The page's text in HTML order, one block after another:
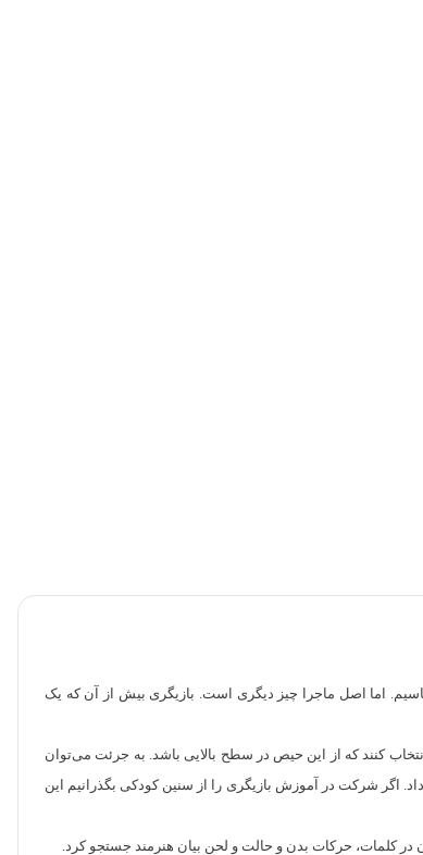
اما اصل ماجرا چیز دیگری است. بازیگری بیش از آن که یک
کنند که از این حیص در سطح بالایی باشد. به جرئت می‌توان
اگر شرکت در آموزش بازیگری را از سنین کودکی بگذرانیم این
در کلمات، حرکات بدن و حالت و لحن بیان هنرمند جستجو کرد.